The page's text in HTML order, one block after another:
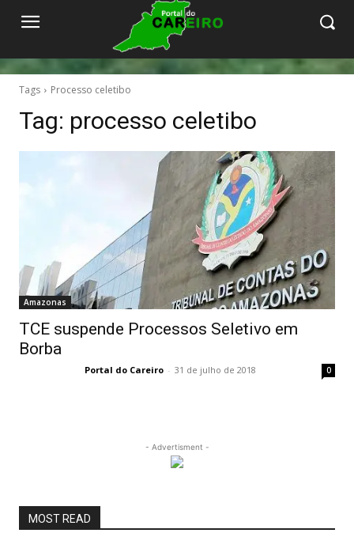
Tags Processo celetibo
Tag: processo celetibo
Amazonas
TCE suspende Processos Seletivo em
Borba
Portal do Careiro - 31 de julho de 2018 0
- Advertisment -
MOST READ